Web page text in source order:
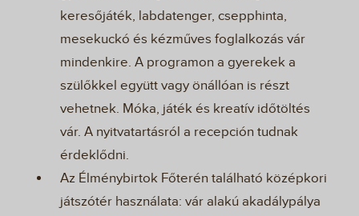
keresőjáték, labdatenger, csepphinta,
mesekuckó és kézműves foglalkozás vár
mindenkire. A programon a gyerekek a
szülőkkel együtt vagy önállóan is részt
vehetnek. Móka, játék és kreatív időtöltés
vár. A nyitvatartásról a recepción tudnak
érdeklődni.
Az Élménybirtok Főterén található középkori
játszótér használata: vár alakú akadálypálya